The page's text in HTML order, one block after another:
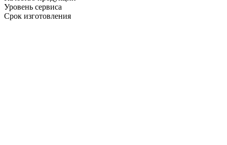
Уровень сервиса
Срок изготовления